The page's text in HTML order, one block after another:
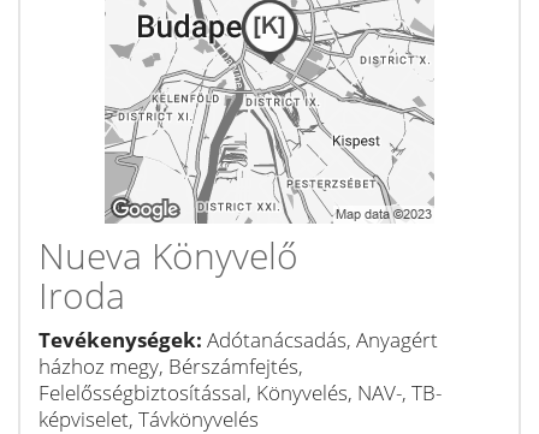
Nueva Könyvelő
Iroda
Tevékenységek: Adótanácsadás, Anyagért
házhoz megy, Bérszámfejtés,
Felelősségbiztosítással, Könyvelés, NAV-, TB-
képviselet, Távkönyvelés